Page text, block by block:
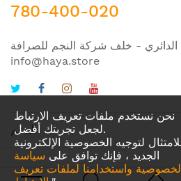
نحن نستخدم ملفات تعريف الارتباط
لجعل تجربتك أفضل.
لتوجيه الخصوصية الإلكترونية
الجديد ، فإنك توافق على سياسة
واستخدامنا لملفات تعريف
780-400-020
- خلف شركة النجم للصرافة
info@haya.store
الدعم